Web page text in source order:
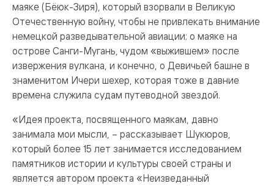
маяке (Бёюк-Зиря), который взорвали в Великую
Отечественную войну, чтобы не привлекать внимание
немецкой разведывательной авиации; о маяке на
острове Санги-Мугань, чудом «выжившем» после
извержения вулкана, и конечно, о Девичьей башне в
знаменитом Ичери шехер, которая тоже в давние
времена служила судам путеводной звездой.
«Идея проекта, посвященного маякам, давно
занимала мои мысли, – рассказывает Шукюров,
который более 15 лет занимается исследованием
памятников истории и культуры своей страны и
является автором проекта «Неизведанный